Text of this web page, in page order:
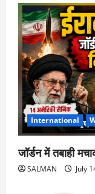
International
जॉर्डन में तबाही
SALMAN July